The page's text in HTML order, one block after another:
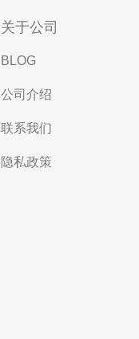
关于公司
BLOG
公司介绍
联系我们
隐私政策